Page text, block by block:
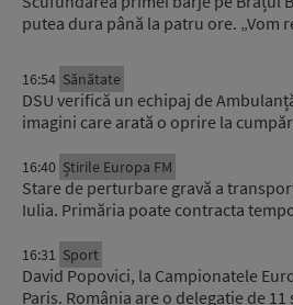
putea dura până la patru ore. „Vom
16:54 Sănătate
DSU verifică un echipaj de
imagini care arată o oprire la
16:40 Știrile Europa FM
Stare de perturbare gravă a
Iulia. Primăria poate contracta
16:31 Sport
David Popovici, la Campionatele
Paris. România are o delegație de